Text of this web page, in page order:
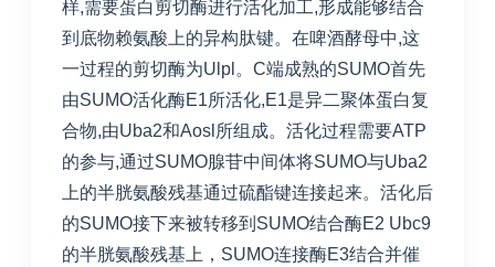
样,需要蛋白剪切酶进行活化加工,形成能够结合
到底物赖氨酸上的异构肽键。在啤酒酵母中,这
一过程的剪切酶为Ulpl。C端成熟的SUMO首先
由SUMO活化酶E1所活化,E1是异二聚体蛋白复
合物,由Uba2和Aosl所组成。活化过程需要ATP
的参与,通过SUMO腺苷中间体将SUMO与Uba2
上的半胱氨酸残基通过硫酯键连接起来。活化后
的SUMO接下来被转移到SUMO结合酶E2 Ubc9
的半胱氨酸残基上，SUMO连接酶E3结合并催